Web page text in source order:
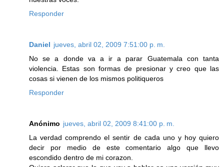
Responder
Daniel jueves, abril 02, 2009 7:51:00 p. m.
No se a donde va a ir a parar Guatemala con tanta
violencia. Estas son formas de presionar y creo que las
cosas si vienen de los mismos politiqueros
Responder
Anónimo jueves, abril 02, 2009 8:41:00 p. m.
La verdad comprendo el sentir de cada uno y hoy quiero
decir por medio de este comentario algo que llevo
escondido dentro de mi corazon.